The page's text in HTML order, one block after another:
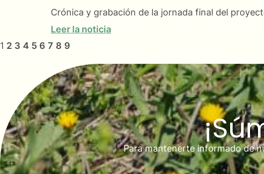
Crónica y grabación de la jornada final del
Leer la noticia
1 2 3 4 5 6 7 8 9
Para mantenerte informado de